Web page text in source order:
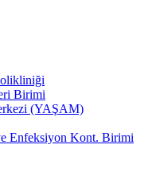
Birimi
(YAŞAM)
Enfeksiyon Kont. Birimi